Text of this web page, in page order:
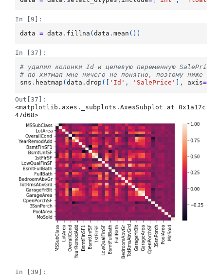
In [9]:
data
= data . fillna (data .mean ())
In [37]:
# удалил колонки Id и целевую переменную
# по хитмап мне ничего не понятно, поэтому ниже я
sns . heatmap (data .drop ([ 'Id' , 'SalePrice' ], axis=
Out[37]:
<matplotlib.axes._subplots.AxesSubplot at 0x1a17c
47d68>
In [39]: